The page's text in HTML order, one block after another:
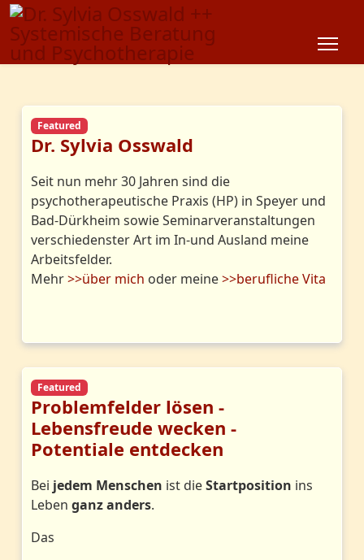
Featured
Dr. Sylvia Osswald
Seit nun mehr 30 Jahren sind die
psychotherapeutische Praxis (HP) in Speyer und
Bad-Dürkheim sowie Seminarveranstaltungen
verschiedenster Art im In-und Ausland meine
Arbeitsfelder.
Mehr>>über mich oder meine>>berufliche Vita
Featured
Problemfelder lösen -
Lebensfreude wecken -
Potentiale entdecken
Bei jedem Menschen ist dieStartposition ins
Leben ganz anders.
Das